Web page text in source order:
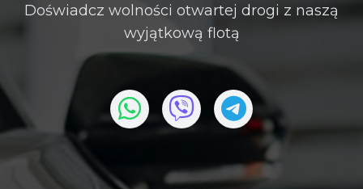
Doświadcz wolności otwartej drogi z naszą
wyjątkową flotą